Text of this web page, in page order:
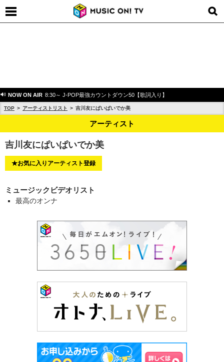
NOW ON AIR 8:30～ J-POP最強カウントダウン50【歌詞入り】
TOP アーティストリスト 吉川友にぱいぱいでか美
アーティスト
吉川友にぱいぱいでか美
★お気に入りアーティスト登録
ミュージックビデオリスト
最高のオンナ